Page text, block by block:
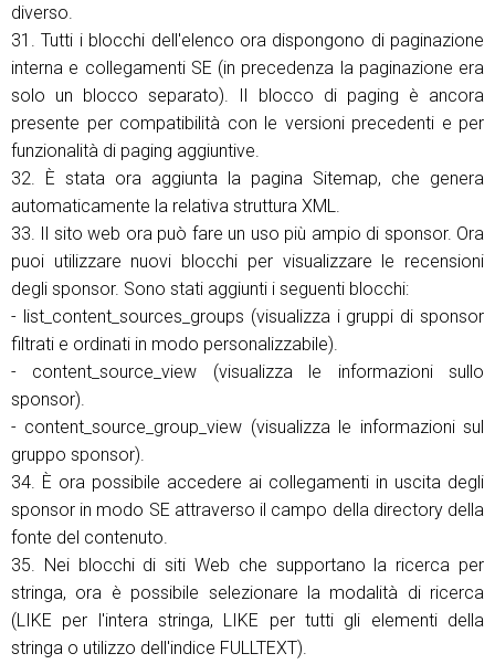
diverso.
31. Tutti i blocchi dell'elenco ora dispongono di paginazione
interna e collegamenti SE (in precedenza la paginazione era
solo un blocco separato). Il blocco di paging è ancora
presente per compatibilità con le versioni precedenti e per
funzionalità di paging aggiuntive.
32. È stata ora aggiunta la pagina Sitemap, che genera
automaticamente la relativa struttura XML.
33. Il sito web ora può fare un uso più ampio di sponsor. Ora
puoi utilizzare nuovi blocchi per visualizzare le recensioni
degli sponsor. Sono stati aggiunti i seguenti blocchi:
- list_content_sources_groups (visualizza i gruppi di sponsor
filtrati e ordinati in modo personalizzabile).
- content_source_view (visualizza le informazioni sullo
sponsor).
- content_source_group_view (visualizza le informazioni sul
gruppo sponsor).
34. È ora possibile accedere ai collegamenti in uscita degli
sponsor in modo SE attraverso il campo della directory della
fonte del contenuto.
35. Nei blocchi di siti Web che supportano la ricerca per
stringa, ora è possibile selezionare la modalità di ricerca
(LIKE per l'intera stringa, LIKE per tutti gli elementi della
stringa o utilizzo dell'indice FULLTEXT).